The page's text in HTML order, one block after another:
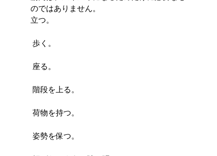
のではありません。
立つ。
歩く。
座る。
階段を上る。
荷物を持つ。
姿勢を保つ。